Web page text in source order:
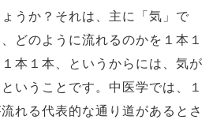
うか？それは、主に「気」で
どのように流れるのかを１本１
本１本、というからには、気が
いうことです。中医学では、１
れる代表的な通り道があるとさ